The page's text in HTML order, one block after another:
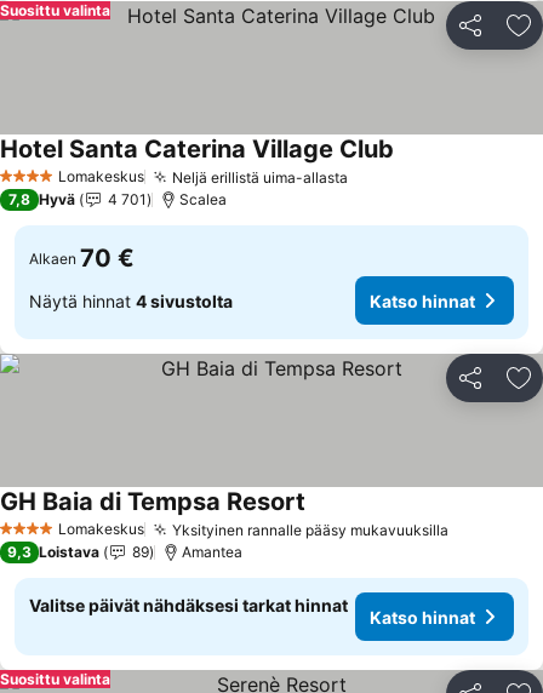
Jaa
Suosittu valinta
4 TähtiluokitusLomakeskus Neljä erillistä uima-allasta
Hotel Santa Caterina Village Club
7,8 Hyvä 4 701 Scalea
Alkaen 70 €
Näytä hinnat 4 sivustolta Katso hinnat
Jaa
4 TähtiluokitusLomakeskus Yksityinen rannalle pääsy mukavuuksilla
GH Baia di Tempsa Resort
9,3 Loistava 89 Amantea
Valitse päivät nähdäksesi tarkat hinnat
Katso hinnat
Suosittu valinta